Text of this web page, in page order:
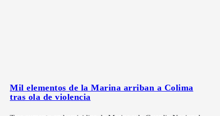
Mil elementos de la Marina arriban a Colima
tras ola de violencia